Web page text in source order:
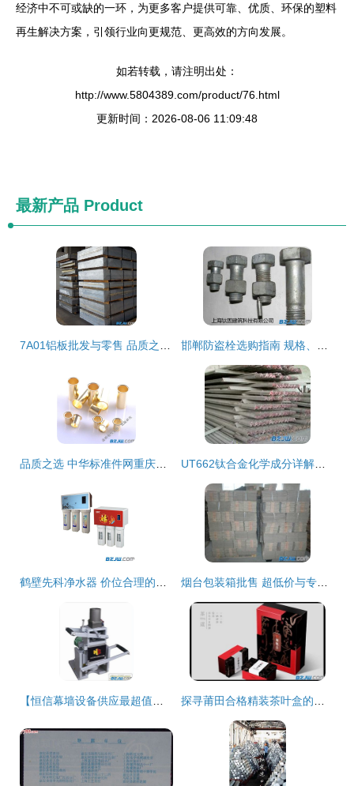
经济中不可或缺的一环，为更多客户提供可靠、优质、环保的塑料
再生解决方案，引领行业向更规范、更高效的方向发展。
如若转载，请注明出处：
http://www.5804389.com/product/76.html
更新时间：2026-08-06 11:09:48
最新产品 Product